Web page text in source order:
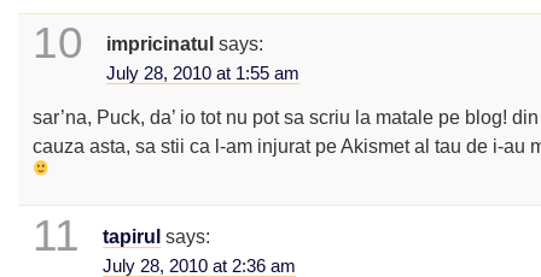
10 impricinatul says:
July 28, 2010 at 1:55 am
sar’na, Puck, da’ io tot nu pot sa scriu la matale pe blog! din
cauza asta, sa stii ca l-am injurat pe Akismet al tau de i-au
11 tapirul says:
July 28, 2010 at 2:36 am